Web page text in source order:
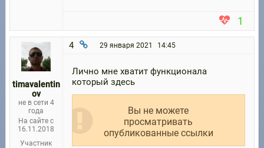
1
timavalentin
ov
не в сети 4
года
На сайте с
16.11.2018
Участник
4 29 января 2021 14:45
Лично мне хватит функционала
который здесь
Вы не можете
просматривать
опубликованные ссылки